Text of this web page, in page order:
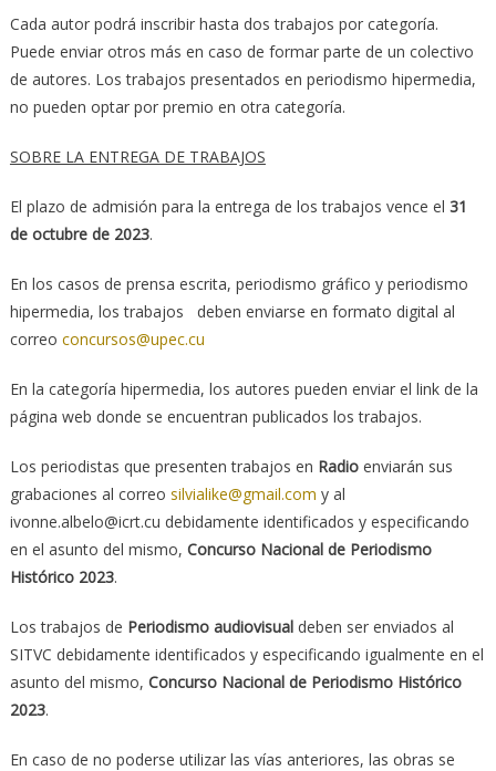
Cada autor podrá inscribir hasta dos trabajos por categoría.
Puede enviar otros más en caso de formar parte de un colectivo
de autores. Los trabajos presentados en periodismo hipermedia,
no pueden optar por premio en otra categoría.
SOBRE LA ENTREGA DE TRABAJOS
El plazo de admisión para la entrega de los trabajos vence el 31
de octubre de 2023.
En los casos de prensa escrita, periodismo gráfico y periodismo
hipermedia, los trabajos deben enviarse en formato digital al
correo concursos@upec.cu
En la categoría hipermedia, los autores pueden enviar el link de la
página web donde se encuentran publicados los trabajos.
Los periodistas que presenten trabajos en Radio enviarán sus
grabaciones al correo silvialike@gmail.com y al
ivonne.albelo@icrt.cu debidamente identificados y especificando
en el asunto del mismo, Concurso Nacional de Periodismo
Histórico 2023.
Los trabajos de Periodismo audiovisualdeben ser enviados al
SITVC debidamente identificados y especificando igualmente en el
asunto del mismo, Concurso Nacional de Periodismo Histórico
2023.
En caso de no poderse utilizar las vías anteriores, las obras se